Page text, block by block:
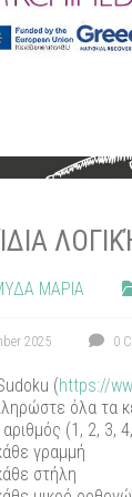
ΜΑΡΙΑ
2025 0
(https://
όλα τα
(1, 2, 3,
γραμμή
στήλη